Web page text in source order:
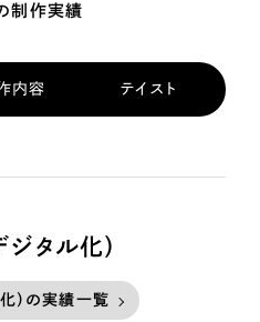
制作実績
内容 テイスト
ジタル化）
）の実績一覧